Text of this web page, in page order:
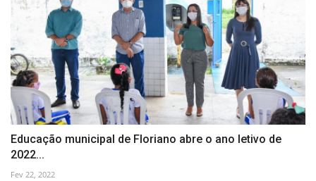
Educação municipal de Floriano abre o ano letivo de
2022...
Fev 22, 2022